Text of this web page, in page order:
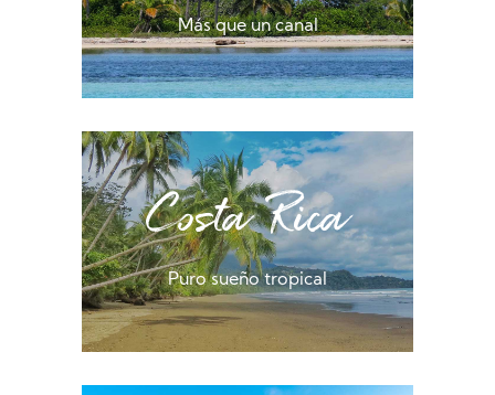
Más que un canal
Costa Rica
Puro sueño tropical